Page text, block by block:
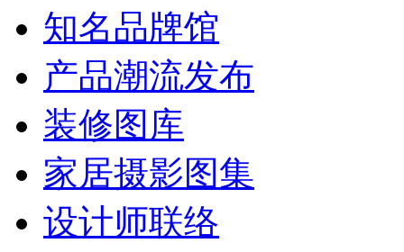
知名品牌馆
产品潮流发布
装修图库
家居摄影图集
设计师联络